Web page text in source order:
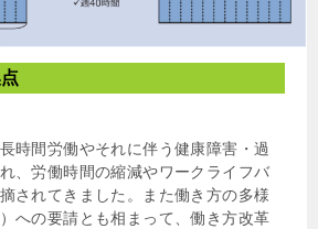
時間労働やそれに伴う健康障害・過
、労働時間の縮減やワークライフバ
されてきました。また働き方の多様
への要請とも相まって、働き方改革